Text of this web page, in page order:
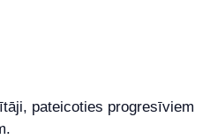
pateicoties progresīviem